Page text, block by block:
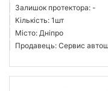
Залишок протектора: -
Кількість: 1шт
Місто: Дніпро
Продавець: Сервис